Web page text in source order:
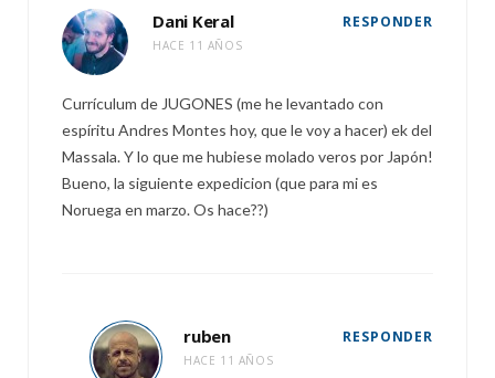
Dani Keral
HACE 11 AÑOS
RESPONDER
Currículum de JUGONES (me he levantado con
espíritu Andres Montes hoy, que le voy a hacer) ek del
Massala. Y lo que me hubiese molado veros por Japón!
Bueno, la siguiente expedicion (que para mi es
Noruega en marzo. Os hace??)
ruben
HACE 11 AÑOS
RESPONDER